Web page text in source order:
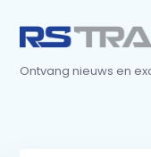
Ontvang nieuws en